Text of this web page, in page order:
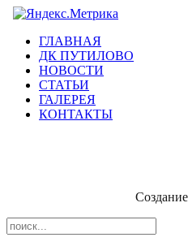
ГЛАВНАЯ
ДК ПУТИЛОВО
НОВОСТИ
СТАТЬИ
ГАЛЕРЕЯ
КОНТАКТЫ